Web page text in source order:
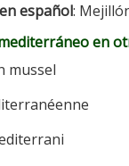
español:
en
mussel